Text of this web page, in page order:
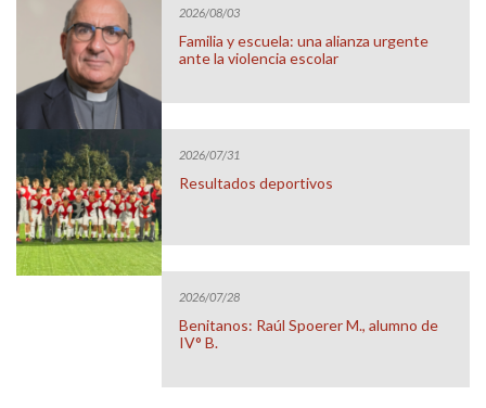
2026/08/03
Familia y escuela: una alianza urgente
ante la violencia escolar
2026/07/31
Resultados deportivos
2026/07/28
Benitanos: Raúl Spoerer M., alumno de
IV° B.